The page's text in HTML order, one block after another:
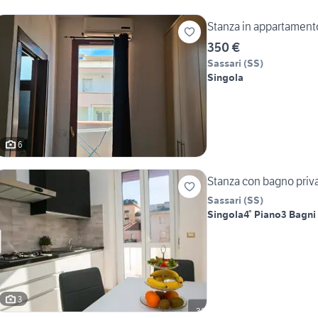
6
Stanza in
350 €
Sassari (SS)
Singola
3
Stanza con bagno
Sassari (SS)
Singola4° Piano3 Bagni